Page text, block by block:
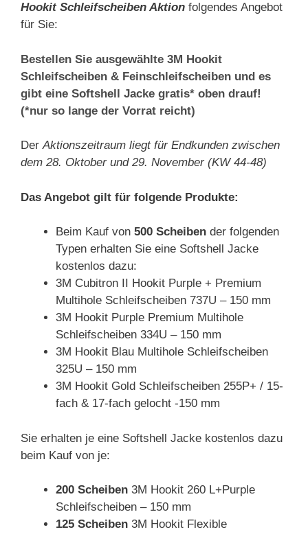
Hookit Schleifscheiben Aktion folgendes Angebot
für Sie:
Bestellen Sie ausgewählte 3M Hookit
Schleifscheiben & Feinschleifscheiben und es
gibt eine Softshell Jacke gratis* oben drauf!
(*nur so lange der Vorrat reicht)
DerAktionszeitraum liegt für Endkunden zwischen
dem 28. Oktober und 29. November (KW 44-48)
Das Angebot gilt für folgende Produkte:
Beim Kauf von 500 Scheiben der folgenden
Typen erhalten Sie eine Softshell Jacke
kostenlos dazu:
3M Cubitron II Hookit Purple + Premium
Multihole Schleifscheiben 737U – 150 mm
3M Hookit Purple Premium Multihole
Schleifscheiben 334U – 150 mm
3M Hookit Blau Multihole Schleifscheiben
325U – 150 mm
3M Hookit Gold Schleifscheiben 255P+ / 15-
fach & 17-fach gelocht -150 mm
Sie erhalten je eine Softshell Jacke kostenlos dazu
beim Kauf von je:
200 Scheiben 3M Hookit 260 L+Purple
Schleifscheiben – 150 mm
125 Scheiben 3M Hookit Flexible